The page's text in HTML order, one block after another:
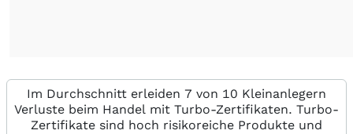
Im Durchschnitt erleiden 7 von 10 Kleinanlegern
Verluste beim Handel mit Turbo-Zertifikaten. Turbo-
Zertifikate sind hoch risikoreiche Produkte und